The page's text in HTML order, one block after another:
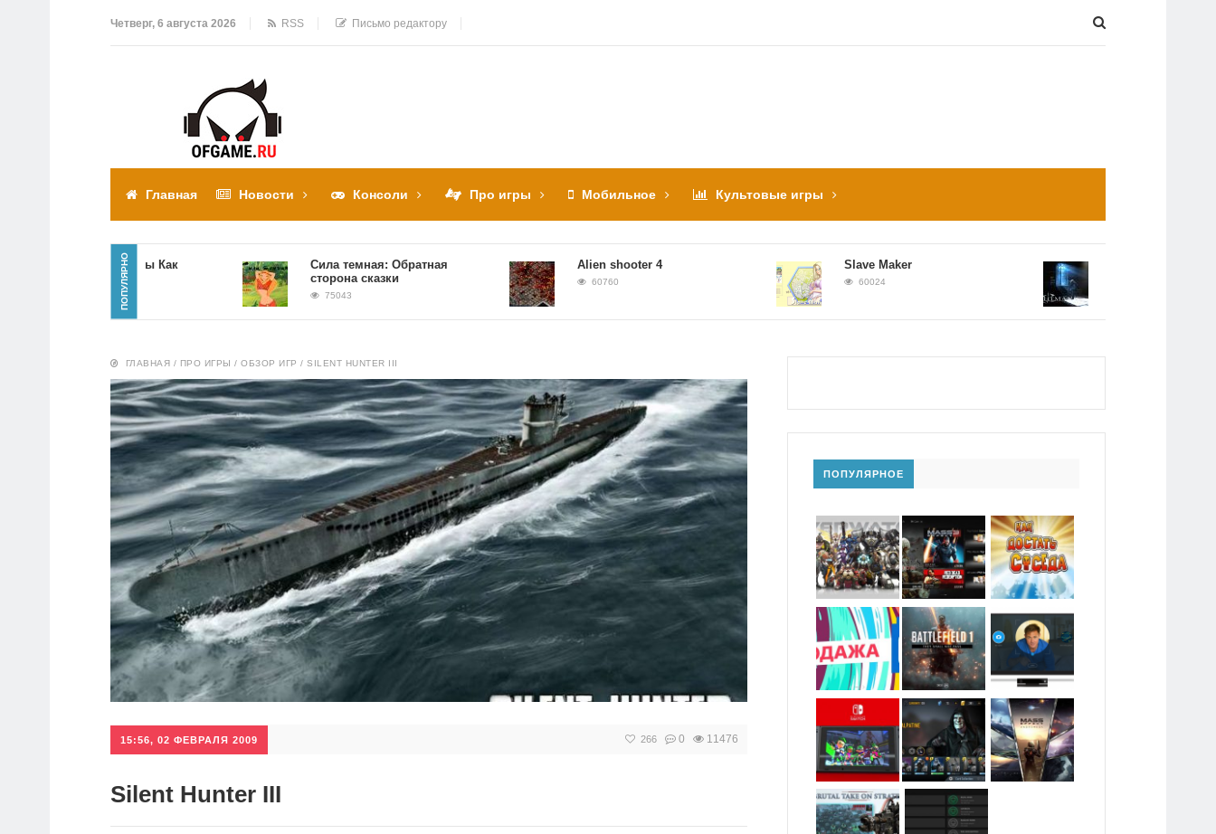
Четверг, 6 августа 2026 RSS Письмо редактору
Главная Новости Консоли Про игры Мобильное Культовые игры
ПОПУЛЯРНО
Прохождение игры Как
Сила темная: Обратная
сторона сказки
75043
Alien shooter 4
60760
Slave Maker
60024
Прохождение Hitman:
Contracts
56651
ГЛАВНАЯ / ПРО ИГРЫ / ОБЗОР ИГР / SILENT HUNTER III
15:56, 02 ФЕВРАЛЯ 2009 266 0 11476
Silent Hunter III
ПОПУЛЯРНОЕ